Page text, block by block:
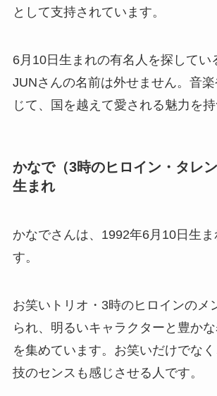
として支持されています。
6月10日生まれの有名人を探してい
JUNさんの名前は外せません。音
じて、国を越えて愛される魅力を持
かなで（3時のヒロイン・タレ
生まれ
かなでさんは、1992年6月10日生
す。
お笑いトリオ・3時のヒロインのメ
られ、明るいキャラクターと豊か
を集めています。お笑いだけでな
技のセンスも感じさせる人です。